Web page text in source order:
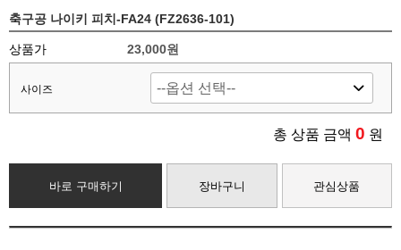
축구공 나이키 피치-FA24 (FZ2636-101)
상품가 23,000원
사이즈
총 상품 금액 0 원
바로 구매하기 장바구니 관심상품